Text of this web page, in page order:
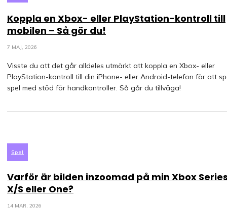
Koppla en Xbox- eller PlayStation-kontroll till
mobilen – Så gör du!
7 MAJ, 2026
Visste du att det går alldeles utmärkt att koppla en Xbox- eller
PlayStation-kontroll till din iPhone- eller Android-telefon för att
spel med stöd för handkontroller. Så går du tillväga!
Spel
Varför är bilden inzoomad på min Xbox
X/S eller One?
14 MAR, 2026